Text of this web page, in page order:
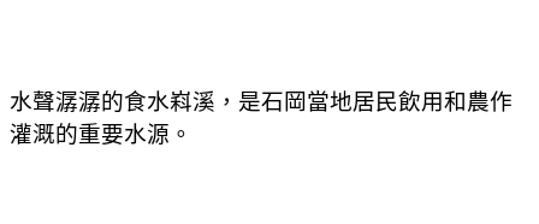
水聲潺潺的食水嵙溪，是石岡當地居民飲用和農作
灌溉的重要水源。